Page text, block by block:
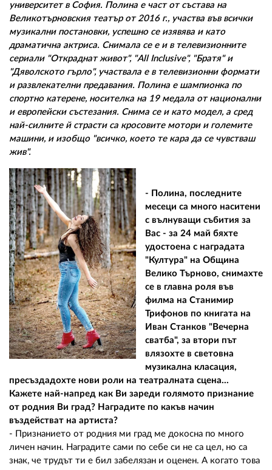
университет в София. Полина е част от състава на
Великотърновския театър от 2016 г., участва във всички
музикални постановки, успешно се изявява и като
драматична актриса. Снимала се е и в телевизионните
сериали "Откраднат живот", "All Inclusive", "Братя" и
"Дяволското гърло", участвала е в телевизионни формати
и развлекателни предавания. Полина е шампионка по
спортно катерене, носителка на 19 медала от национални
и европейски състезания. Снима се и като модел, а сред
най-силните й страсти са кросовите мотори и големите
машини, и изобщо "всичко, което те кара да се чувстваш
жив".
- Полина, последните
месеци са много наситени
с вълнуващи събития за
Вас - за 24 май бяхте
удостоена с наградата
"Култура" на Община
Велико Търново, снимахте
се в главна роля във
филма на Станимир
Трифонов по книгата на
Иван Станков "Вечерна
сватба", за втори път
влязохте в световна
музикална класация,
пресъздадохте нови роли на театралната сцена...
Кажете най-напред как Ви зареди голямото признание
от родния Ви град? Наградите по какъв начин
въздействат на артиста?
- Признанието от родния ми град ме докосна по много
личен начин. Наградите сами по себе си не са цел, но са
знак, че трудът ти е бил забелязан и оценен. А когато това